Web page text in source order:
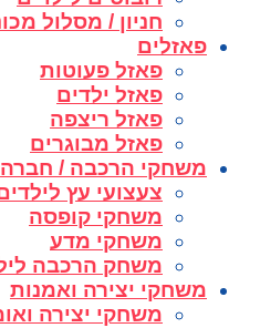
חניון / מסלול
פאזלים
פאזל פעוטות
פאזל ילדים
פאזל ריצפה
פאזל מבוגרים
משחקי הרכבה / חברה
צעצועי עץ
משחקי קופסה
משחקי מדע
משחק הרכבה
משחקי יצירה ואמנות
משחקי יצירה